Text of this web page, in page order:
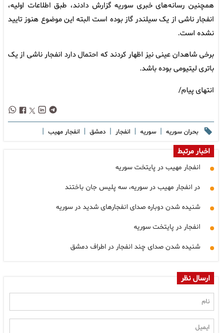
همچنین رسانه‌های خبری سوریه گزارش دادند، طبق اطلاعات اولیه،
انفجار ناشی از یک سیلندر گاز بوده است البته این موضوع هنوز تایید
نشده است.
برخی شاهدان عینی نیز اظهار کردند که احتمال دارد انفجار ناشی از یک
باتری لیتیومی بوده باشد.
انتهای پیام/
بحران سوریه | سوریه | انفجار | دمشق | انفجار مهیب |
اخبار مرتبط
انفجار مهیب در پایتخت سوریه
در انفجار مهیب در سوریه، سه پلیس جان باختند
شنیده شدن دوباره صدای انفجارهای شدید در سوریه
انفجار در پایتخت سوریه
شنیده شدن صدای چند انفجار در اطراف دمشق
ارسال نظر